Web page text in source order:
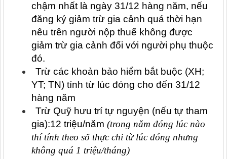
chậm nhất là ngày 31/12 hàng năm, nếu
đăng ký giảm trừ gia cảnh quá thời hạn
nêu trên người nộp thuế không được
giảm trừ gia cảnh đối với người phụ thuộc
đó.
Trừ các khoản bảo hiểm bắt buộc (XH;
YT; TN) tính từ lúc đóng cho đến 31/12
hàng năm
Trừ Quỹ hưu trí tự nguyện (nếu tự tham
gia):12 triệu/năm (trong năm đóng lúc nào
thí tính theo số thực chi từ lúc đóng nhưng
không quá 1 triệu/tháng)